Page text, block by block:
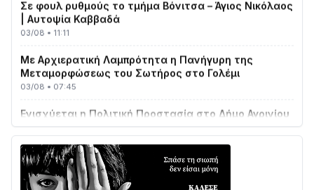
| Αυτοψία Καββαδά
03/08 • 11:11
Μεταμορφώσεως του Σωτήρος στο Γολέμι
03/08 • 07:45
με δύο νέα υδροφόρα οχήματα
02/08 • 18:26
Διαβάστε την «Ναυπακτία» που κυκλοφορεί
31/07 • 08:16